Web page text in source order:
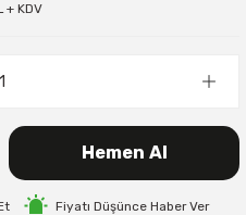
+ KDV
Hemen Al
Fiyatı Düşünce Haber Ver